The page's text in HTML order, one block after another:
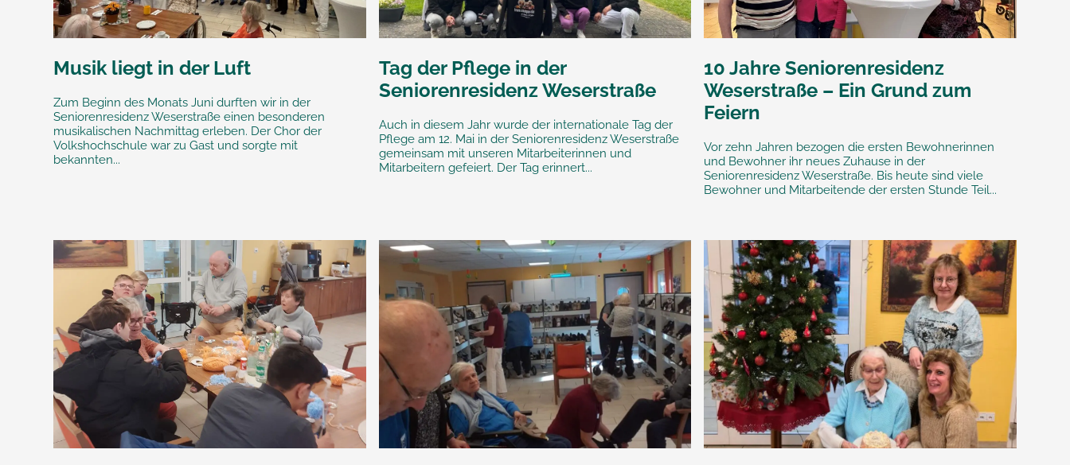
Musik liegt in der Luft
Zum Beginn des Monats Juni durften wir in der
Seniorenresidenz Weserstraße einen besonderen
musikalischen Nachmittag erleben. Der Chor der
Volkshochschule war zu Gast und sorgte mit
bekannten...
Tag der Pflege in der
Seniorenresidenz Weserstraße
Auch in diesem Jahr wurde der internationale Tag der
Pflege am 12. Mai in der Seniorenresidenz Weserstraße
gemeinsam mit unseren Mitarbeiterinnen und
Mitarbeitern gefeiert. Der Tag erinnert...
10 Jahre Seniorenresidenz
Weserstraße – Ein Grund zum
Feiern
Vor zehn Jahren bezogen die ersten Bewohnerinnen
und Bewohner ihr neues Zuhause in der
Seniorenresidenz Weserstraße. Bis heute sind viele
Bewohner und Mitarbeitende der ersten Stunde Teil...